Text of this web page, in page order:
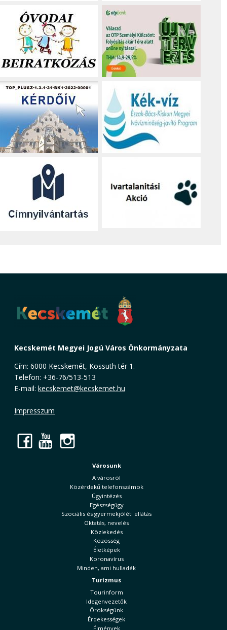
Kecskemét Megyei Jogú Város Önkormányzata
Cím: 6000 Kecskemét, Kossuth tér 1.
Telefon: +36-76/513-513
E-mail: kecskemet@kecskemet.hu
Impresszum
Facebook
YouTube
Városunk
A városról
Közérdekű telefonszámok
Ügyintézés
Egészségügy
Szociális és gyermekjóléti ellátás
Oktatás, nevelés
Közlekedés
Közösség
Életképek
Koronavírus
Minden, ami hulladék
Turizmus
Tourinform
Idegenvezetők
Örökségünk
Érdekességek
Élmények